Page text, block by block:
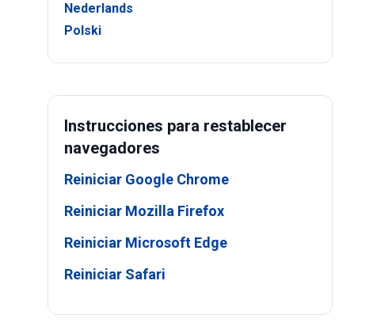
Nederlands
Polski
Instrucciones para restablecer
navegadores
Reiniciar Google Chrome
Reiniciar Mozilla Firefox
Reiniciar Microsoft Edge
Reiniciar Safari